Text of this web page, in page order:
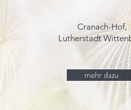
Cranach-Hof,
Lutherstadt
mehr dazu